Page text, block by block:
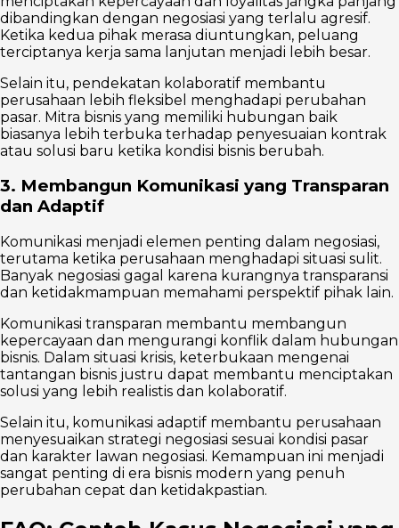
dibandingkan dengan negosiasi yang terlalu agresif.
Ketika kedua pihak merasa diuntungkan, peluang
terciptanya kerja sama lanjutan menjadi lebih besar.
Selain itu, pendekatan kolaboratif membantu
perusahaan lebih fleksibel menghadapi perubahan
pasar. Mitra bisnis yang memiliki hubungan baik
biasanya lebih terbuka terhadap penyesuaian kontrak
atau solusi baru ketika kondisi bisnis berubah.
3. Membangun Komunikasi yang Transparan
dan Adaptif
Komunikasi menjadi elemen penting dalam negosiasi,
terutama ketika perusahaan menghadapi situasi sulit.
Banyak negosiasi gagal karena kurangnya transparansi
dan ketidakmampuan memahami perspektif pihak lain.
Komunikasi transparan membantu membangun
kepercayaan dan mengurangi konflik dalam hubungan
bisnis. Dalam situasi krisis, keterbukaan mengenai
tantangan bisnis justru dapat membantu menciptakan
solusi yang lebih realistis dan kolaboratif.
Selain itu, komunikasi adaptif membantu perusahaan
menyesuaikan strategi negosiasi sesuai kondisi pasar
dan karakter lawan negosiasi. Kemampuan ini menjadi
sangat penting di era bisnis modern yang penuh
perubahan cepat dan ketidakpastian.